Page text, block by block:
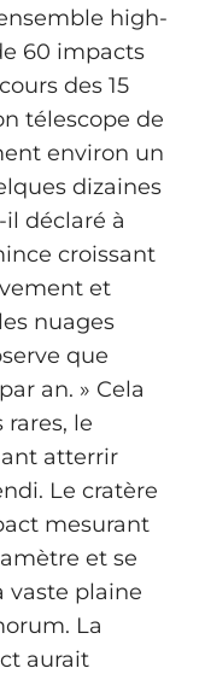
high-
60 impacts
des 15
télescope de
environ un
dizaines
déclaré à
croissant
et
nuages
que
an. » Cela
le
atterrir
Le cratère
mesurant
et se
vaste plaine
La
aurait